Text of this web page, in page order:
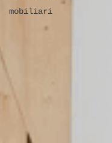
mobiliari